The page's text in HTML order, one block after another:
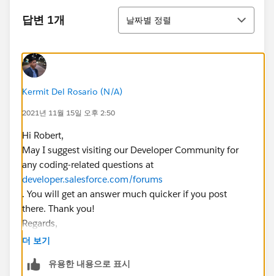
답변 1개
정렬
날짜별 정렬
Kermit Del Rosario (N/A)
2021년 11월 15일 오후 2:50
Hi Robert,
May I suggest visiting our Developer Community for
any coding-related questions at
developer.salesforce.com/forums
. You will get an answer much quicker if you post
there. Thank you!
Regards,
더 보기
유용한 내용으로 표시